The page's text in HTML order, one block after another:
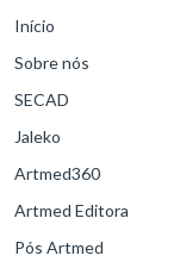
Início
Sobre nós
SECAD
Jaleko
Artmed360
Artmed Editora
Pós Artmed